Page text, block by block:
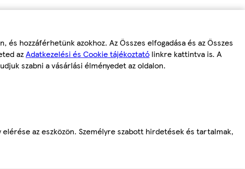
hozzáférhetünk azokhoz. Az Összes elfogadása és az Összes
azAdatkezelési és Cookie tájékoztató linkre kattintva is. A
szabni a vásárlási élményedet az oldalon.
az eszközön. Személyre szabott hirdetések és tartalmak,